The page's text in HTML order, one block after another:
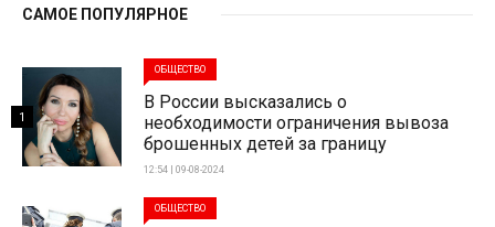
САМОЕ ПОПУЛЯРНОЕ
ОБЩЕСТВО
В России высказались о
необходимости ограничения вывоза
брошенных детей за границу
12:54 | 09-08-2024
1
ОБЩЕСТВО